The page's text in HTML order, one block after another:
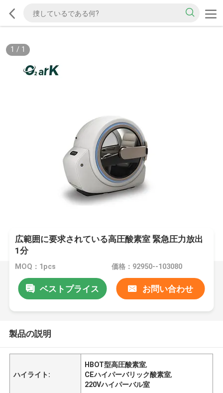
1 / 1
広範囲に要求されている高圧酸素室 緊急圧力放出
1分
MOQ：1pcs 価格：92950--103080
ベストプライス お問い合わせ
製品の説明
ハイライト:
HBOT型高圧酸素室,
CEハイパーバリック酸素室,
220Vハイパーバル室